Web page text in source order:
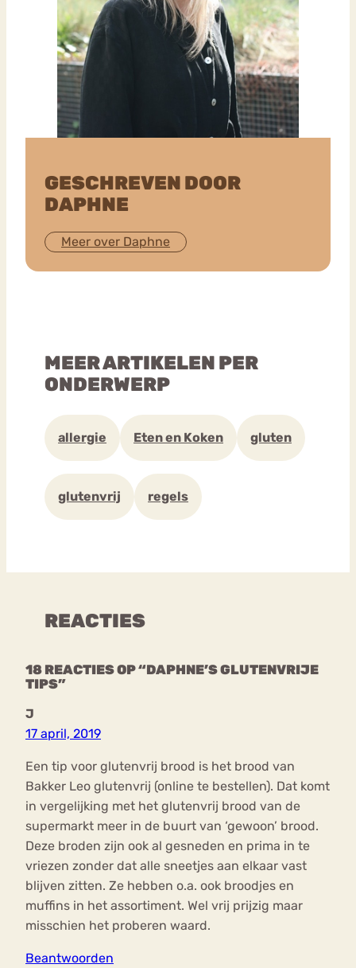
GESCHREVEN DOOR
DAPHNE
Meer over Daphne
MEER ARTIKELEN PER
ONDERWERP
allergie Eten en Koken gluten
glutenvrij regels
REACTIES
18 REACTIES OP “DAPHNE’S GLUTENVRIJE
TIPS”
J
17 april, 2019
Een tip voor glutenvrij brood is het brood van
Bakker Leo glutenvrij (online te bestellen). Dat komt
in vergelijking met het glutenvrij brood van de
supermarkt meer in de buurt van ‘gewoon’ brood.
Deze broden zijn ook al gesneden en prima in te
vriezen zonder dat alle sneetjes aan elkaar vast
blijven zitten. Ze hebben o.a. ook broodjes en
muffins in het assortiment. Wel vrij prijzig maar
misschien het proberen waard.
Beantwoorden